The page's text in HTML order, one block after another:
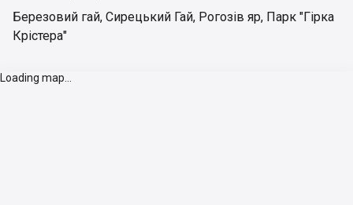
Березовий гай, Сирецький Гай, Рогозів яр, Парк "Гірка
Крістера"
Loading map...